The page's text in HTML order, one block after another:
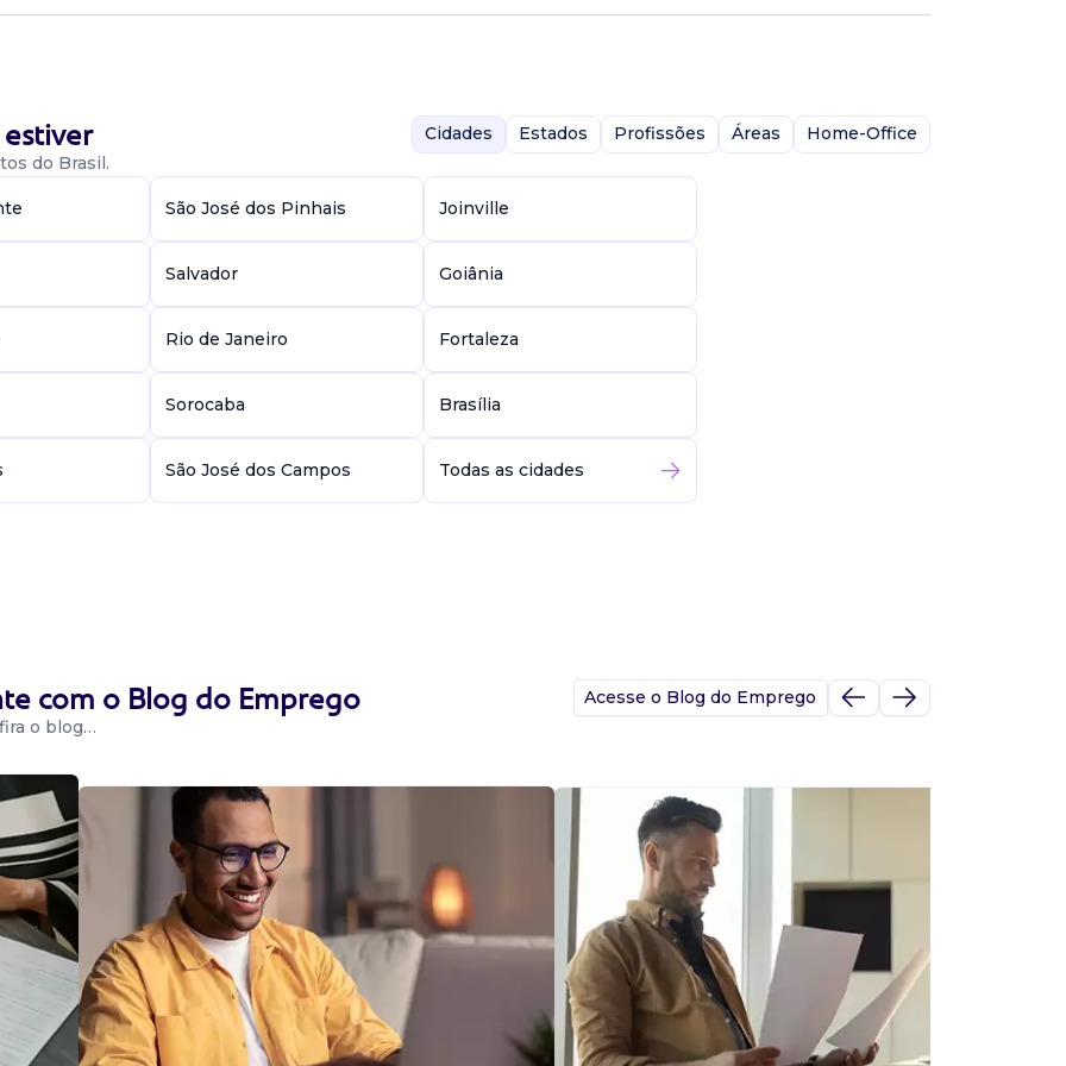
DE
Boa Vista,
/ PR
•
...
rua; • realizar
• auxiliar os
nece...
do Brasil.
Cidades Estados Profissões Áreas Home-Office
São José dos Pinhais Joinville
Salvador Goiânia
Rio de Janeiro Fortaleza
Sorocaba Brasília
São José dos Campos Todas as cidades
com o Blog do Emprego
o blog…
Acesse o Blog do Emprego